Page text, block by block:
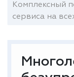
Комплексный
сервиса на